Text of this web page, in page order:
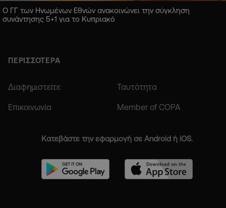
Ο ΓΓ των Ηνωμένων Εθνών ανακοινώνει την σύγκληση
συνάντησης 5+1 για το Κυπριακό
ΠΕΡΙΣΣΟΤΕΡΑ
Διαφημιστείτε Ταυτότητα
Επικοινωνία Member of COPA
Κατεβάστε την εφαρμογή σε Android ή iOS.